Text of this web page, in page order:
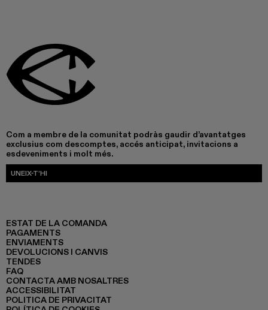
Com a membre de la comunitat podràs gaudir d’avantatges
exclusius com descomptes, accés anticipat, invitacions a
esdeveniments i molt més.
UNEIX-T’HI
ESTAT DE LA COMANDA
PAGAMENTS
ENVIAMENTS
DEVOLUCIONS I CANVIS
TENDES
FAQ
CONTACTA AMB NOSALTRES
ACCESSIBILITAT
POLITICA DE PRIVACITAT